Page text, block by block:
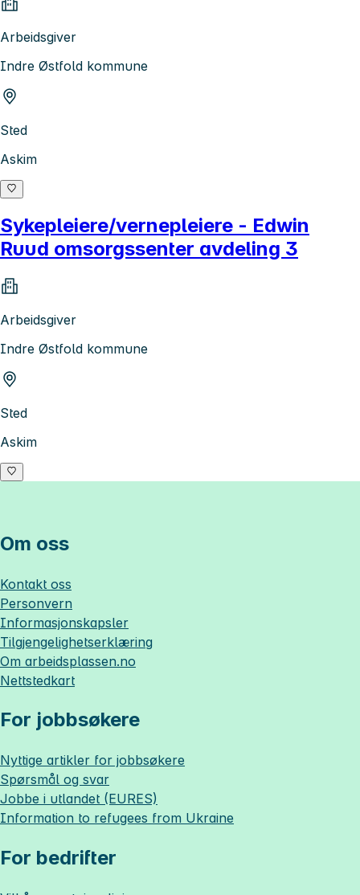
Arbeidsgiver
Indre Østfold kommune
Sted
Askim
Sykepleiere/vernepleiere - Edwin
Ruud omsorgssenter avdeling 3
Arbeidsgiver
Indre Østfold kommune
Sted
Askim
Om oss
Kontakt oss
Personvern
Informasjonskapsler
Tilgjengelighetserklæring
Om arbeidsplassen.no
Nettstedkart
For jobbsøkere
Nyttige artikler for jobbsøkere
Spørsmål og svar
Jobbe i utlandet (EURES)
Information to refugees from Ukraine
For bedrifter